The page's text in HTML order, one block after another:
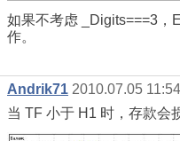
如果不考虑 _Digits===3，
作。
Andrik71 2010.07.05 11:54
当 TF 小于 H1 时，存款会